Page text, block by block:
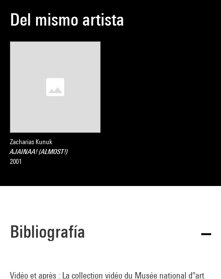
Del mismo artista
Zacharias Kunuk
AJAINAA! (ALMOST!)
2001
Bibliografía
Vidéo et après : La collection vidéo du Musée national d''art